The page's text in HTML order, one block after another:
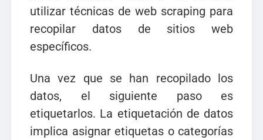
utilizar técnicas de web scraping para
recopilar datos de sitios web
específicos.
Una vez que se han recopilado los
datos, el siguiente paso es
etiquetarlos. La etiquetación de datos
implica asignar etiquetas o categorías